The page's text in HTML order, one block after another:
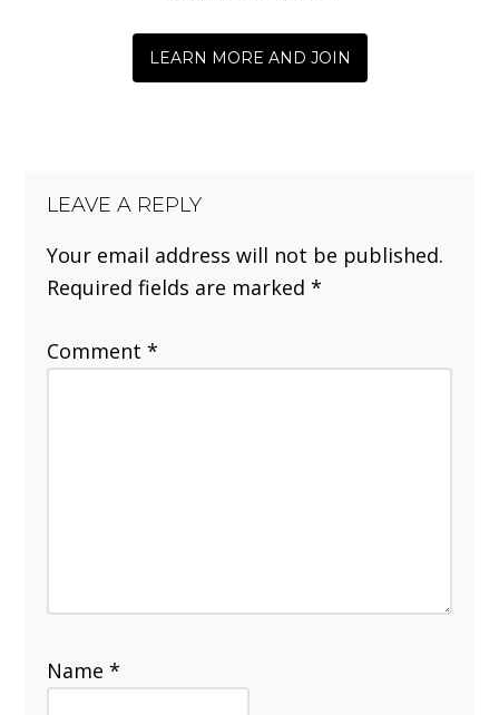
LEARN MORE AND JOIN
LEAVE A REPLY
Your email address will not be published.
Required fields are marked*
Comment*
Name*